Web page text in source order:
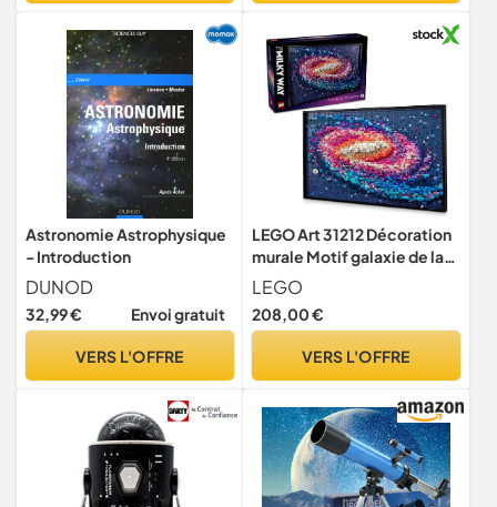
Nocturne Bleu
Astronomie Astrophysique
- Introduction
DUNOD
32,99 € Envoi gratuit
VERS L'OFFRE
LEGO Art 31212 Décoration
murale Motif galaxie de la
Voie lactée Cadeau spatial
et astronomique Ensemble
de construction pour
pour les amateurs d'art et
LEGO
208,00 €
VERS L'OFFRE